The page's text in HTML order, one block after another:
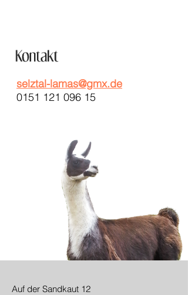
selztal-lamas@gmx.de
0151 121 096 15
Auf der Sandkaut 12